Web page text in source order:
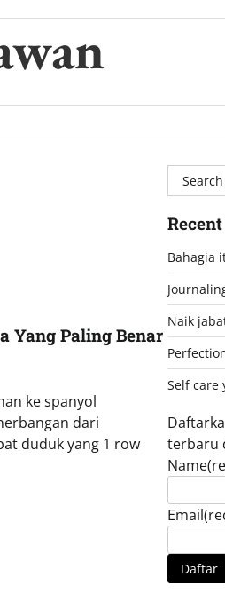
Yang Paling Benar
ke spanyol
dari
duduk yang 1 row
Search
for:
Bahagia
Naik
Self care
terbaru
Name
Email
Daftar